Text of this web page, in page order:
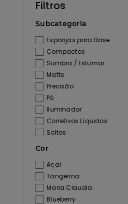
Subcategoria
Esponjas para Base
Compactos
Sombra / Esfumar
Matte
Precisão
Pó
Iluminador
Corretivos Líquidos
Soltos
Máscara de Sobrancelhas
Lápis Delineadores
Lápis de Sobrancelhas
Gloss de Aumento
Cor
Açai
Tangerina
Maria Claudia
Blueberry